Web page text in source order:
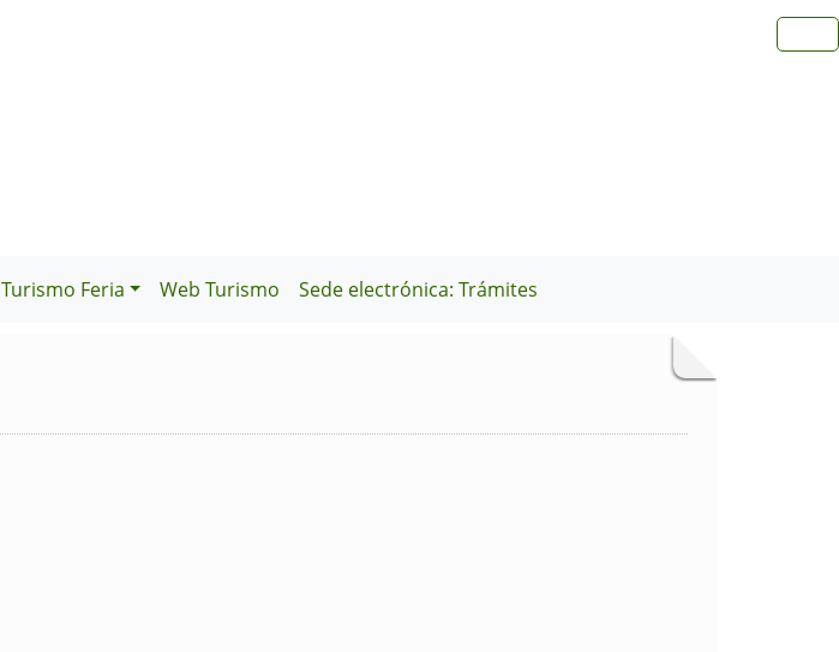
Turismo Feria Web Turismo Sede electrónica: Trámites